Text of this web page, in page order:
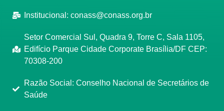
Institucional: conass@conass.org.br
Setor Comercial Sul, Quadra 9, Torre C, Sala 1105,
Edifício Parque Cidade Corporate Brasília/DF CEP:
70308-200
Razão Social: Conselho Nacional de Secretários de
Saúde